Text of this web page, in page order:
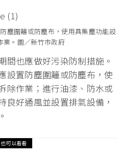
塵圍籬或防塵布，使用具集塵功能設
業。圖／新竹市政府
間也應做好污染防制措施。
設置防塵圍籬或防塵布，使
除作業；進行油漆、防水或
良好通風並設置排氣設備，
也可以看看